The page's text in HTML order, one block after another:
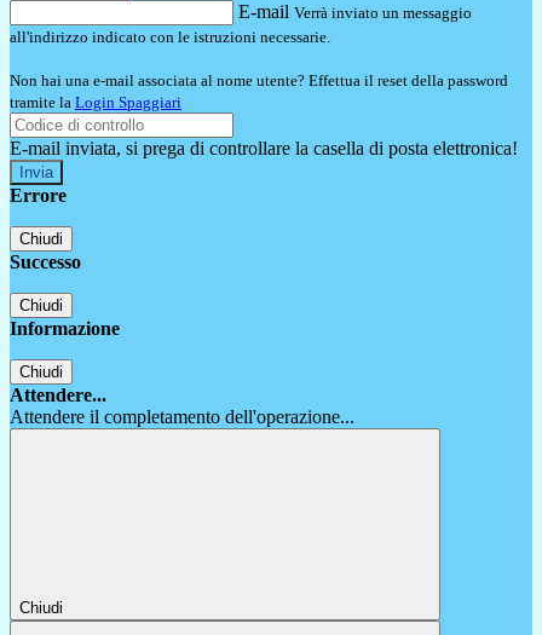
E-mail Verrà inviato un messaggio
all'indirizzo indicato con le istruzioni necessarie.
Non hai una e-mail associata al nome utente? Effettua il reset della password
tramite la Login Spaggiari
E-mail inviata, si prega di controllare la casella di posta elettronica!
Errore
Chiudi
Successo
Chiudi
Informazione
Chiudi
Attendere...
Attendere il completamento dell'operazione...
Chiudi